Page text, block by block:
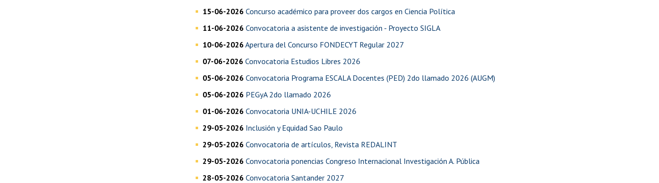
15-06-2026 Concurso académico para proveer dos cargos en Ciencia Política
11-06-2026 Convocatoria a asistente de investigación - Proyecto SIGLA
10-06-2026Apertura del Concurso FONDECYT Regular 2027
07-06-2026 Convocatoria Estudios Libres 2026
05-06-2026 Convocatoria Programa ESCALA Docentes (PED) 2do llamado 2026 (AUGM)
05-06-2026 PEGyA 2do llamado 2026
01-06-2026 Convocatoria UNIA-UCHILE 2026
29-05-2026 Inclusión y Equidad Sao Paulo
29-05-2026 Convocatoria de artículos, Revista REDALINT
29-05-2026 Convocatoria ponencias Congreso Internacional Investigación A. Pública
28-05-2026 Convocatoria Santander 2027